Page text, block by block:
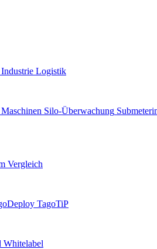
Industrie Logistik
Silo-Überwachung
Vergleich
TagoTiP
Whitelabel